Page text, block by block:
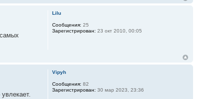
Lilu
Сообщения: 25
Зарегистрирован: 23 окт 2010, 00:05
Vipyh
Сообщения: 82
Зарегистрирован: 30 мар 2023, 23:36